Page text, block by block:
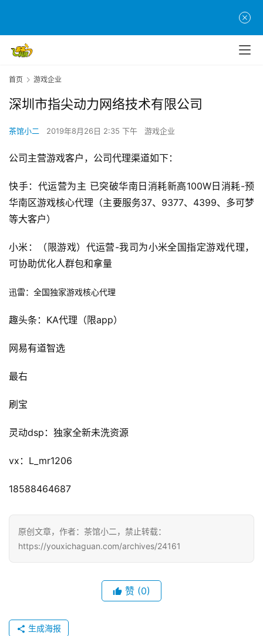
首
游
茶
创
戏
界
手
游
机
戏
闲
游
戏
第
首页 游戏企业
深圳市指尖动力网络技术有限公司
茶馆小二 2019年8月26日 2:35 下午 游戏企业
公司主营游戏客户，公司代理渠道如下：
快手：代运营为主 已突破华南日消耗新高100W日消耗-预
华南区游戏核心代理（主要服务37、9377、4399、多可梦
等大客户）
小米：（限游戏）代运营-我司为小米全国指定游戏代理，
可协助优化人群包和拿量
迅雷：全国独家游戏核心代理
趣头条：KA代理（限app）
网易有道智选
最右
刷宝
灵动dsp：独家全新未洗资源
vx：L_mr1206
18588464687
原创文章，作者：茶馆小二，禁止转载：
https://youxichaguan.com/archives/24161
赞 (0)
生成海报